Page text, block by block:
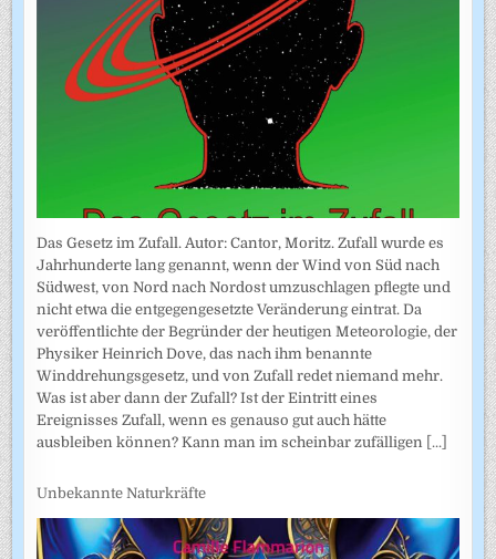
Das Gesetz im Zufall. Autor: Cantor, Moritz. Zufall wurde es
Jahrhunderte lang genannt, wenn der Wind von Süd nach
Südwest, von Nord nach Nordost umzuschlagen pflegte und
nicht etwa die entgegengesetzte Veränderung eintrat. Da
veröffentlichte der Begründer der heutigen Meteorologie, der
Physiker Heinrich Dove, das nach ihm benannte
Winddrehungsgesetz, und von Zufall redet niemand mehr.
Was ist aber dann der Zufall? Ist der Eintritt eines
Ereignisses Zufall, wenn es genauso gut auch hätte
ausbleiben können? Kann man im scheinbar zufälligen [...]
Unbekannte Naturkräfte